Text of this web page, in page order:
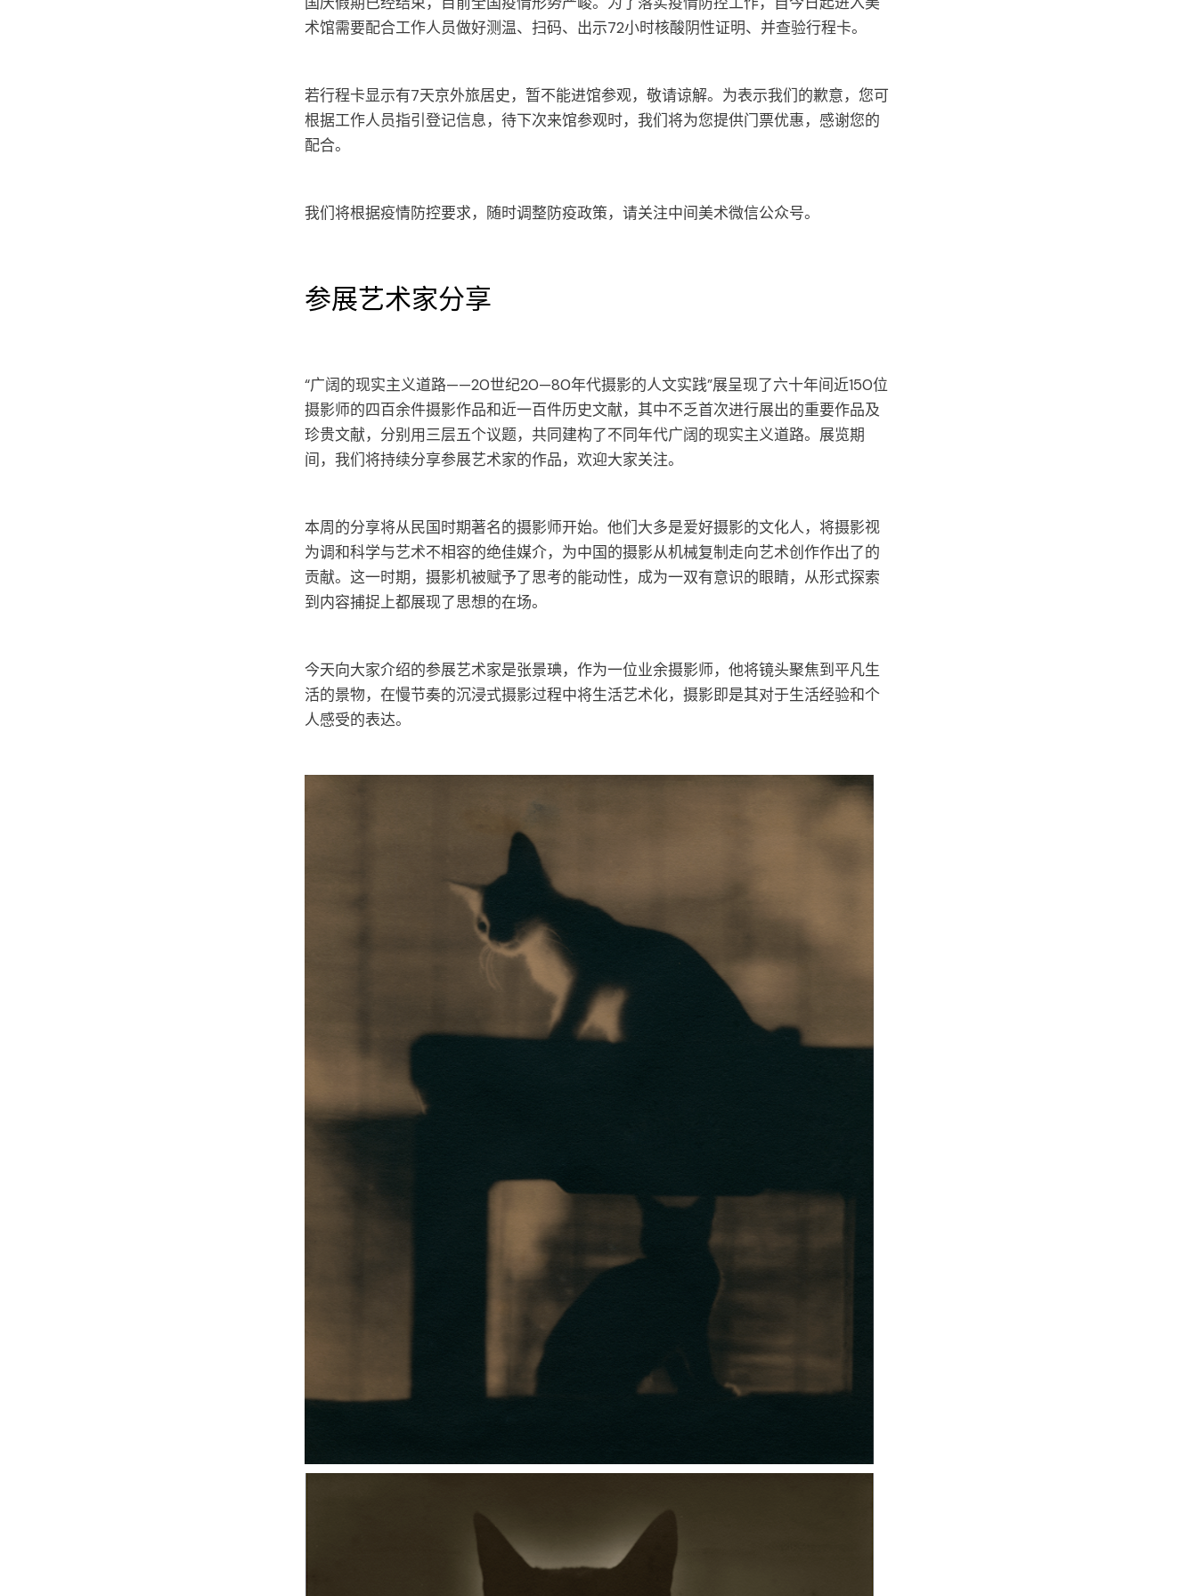
术馆需要配合工作人员做好测温、扫码、出示72小时核酸阴性证明、并查验行程卡。
若行程卡显示有7天京外旅居史，暂不能进馆参观，敬请谅解。为表示我们的歉意，您可
根据工作人员指引登记信息，待下次来馆参观时，我们将为您提供门票优惠，感谢您的
配合。
我们将根据疫情防控要求，随时调整防疫政策，请关注中间美术微信公众号。
参展艺术家分享
“广阔的现实主义道路——20世纪20—80年代摄影的人文实践”展呈现了六十年间近150位
摄影师的四百余件摄影作品和近一百件历史文献，其中不乏首次进行展出的重要作品及
珍贵文献，分别用三层五个议题，共同建构了不同年代广阔的现实主义道路。展览期
间，我们将持续分享参展艺术家的作品，欢迎大家关注。
本周的分享将从民国时期著名的摄影师开始。他们大多是爱好摄影的文化人，将摄影视
为调和科学与艺术不相容的绝佳媒介，为中国的摄影从机械复制走向艺术创作作出了的
贡献。这一时期，摄影机被赋予了思考的能动性，成为一双有意识的眼睛，从形式探索
到内容捕捉上都展现了思想的在场。
今天向大家介绍的参展艺术家是张景琠，作为一位业余摄影师，他将镜头聚焦到平凡生
活的景物，在慢节奏的沉浸式摄影过程中将生活艺术化，摄影即是其对于生活经验和个
人感受的表达。